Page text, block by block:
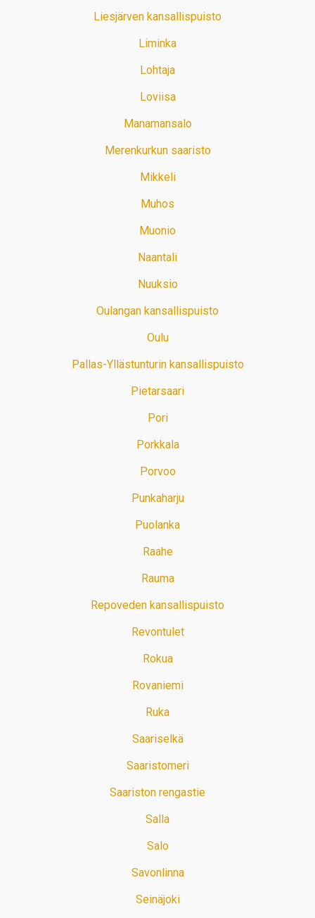
Liesjärven kansallispuisto
Liminka
Lohtaja
Loviisa
Manamansalo
Merenkurkun saaristo
Mikkeli
Muhos
Muonio
Naantali
Nuuksio
Oulangan kansallispuisto
Oulu
Pallas-Yllästunturin kansallispuisto
Pietarsaari
Pori
Porkkala
Porvoo
Punkaharju
Puolanka
Raahe
Rauma
Repoveden kansallispuisto
Revontulet
Rokua
Rovaniemi
Ruka
Saariselkä
Saaristomeri
Saariston rengastie
Salla
Salo
Savonlinna
Seinäjoki